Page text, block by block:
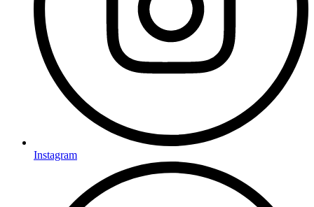
Instagram